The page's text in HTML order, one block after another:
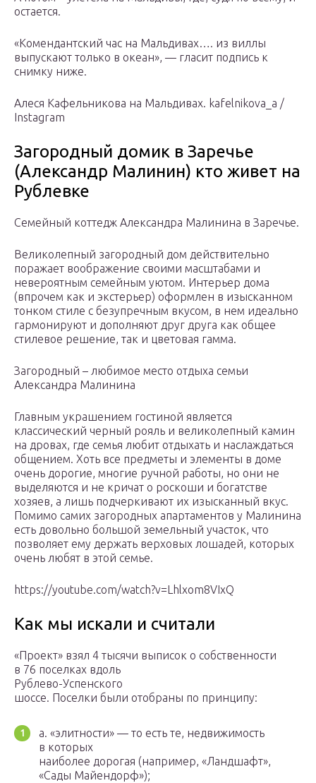
остается.
«Комендантский час на Мальдивах…. из виллы
выпускают только в океан», — гласит подпись к
снимку ниже.
Алеся Кафельникова на Мальдивах. kafelnikova_a /
Instagram
Загородный домик в Заречье
(Александр Малинин) кто живет на
Рублевке
Семейный коттедж Александра Малинина в Заречье.
Великолепный загородный дом действительно
поражает воображение своими масштабами и
невероятным семейным уютом. Интерьер дома
(впрочем как и экстерьер) оформлен в изысканном
тонком стиле с безупречным вкусом, в нем идеально
гармонируют и дополняют друг друга как общее
стилевое решение, так и цветовая гамма.
Загородный – любимое место отдыха семьи
Александра Малинина
Главным украшением гостиной является
классический черный рояль и великолепный камин
на дровах, где семья любит отдыхать и наслаждаться
общением. Хоть все предметы и элементы в доме
очень дорогие, многие ручной работы, но они не
выделяются и не кричат о роскоши и богатстве
хозяев, а лишь подчеркивают их изысканный вкус.
Помимо самих загородных апартаментов у Малинина
есть довольно большой земельный участок, что
позволяет ему держать верховых лошадей, которых
очень любят в этой семье.
https://youtube.com/watch?v=Lhlxom8VIxQ
Как мы искали и считали
«Проект» взял 4 тысячи выписок о собственности
в 76 поселках вдоль
Рублево-Успенского
шоссе. Поселки были отобраны по принципу:
а. «элитности» — то есть те, недвижимость
в которых
наиболее дорогая (например, «Ландшафт»,
«Сады Майендорф»);